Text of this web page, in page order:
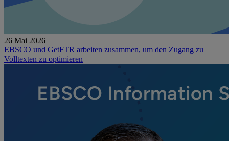
26 Mai 2026
EBSCO und GetFTR arbeiten zusammen, um den Zugang zu
Volltexten zu optimieren